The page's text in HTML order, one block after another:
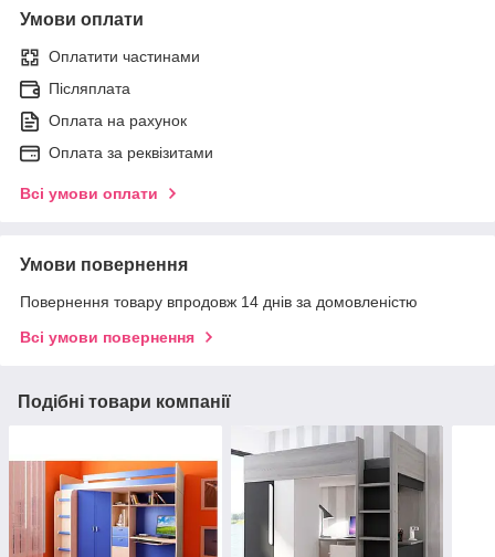
Умови оплати
Оплатити частинами
Післяплата
Оплата на рахунок
Оплата за реквізитами
Всі умови оплати
Умови повернення
Повернення товару впродовж 14 днів за домовленістю
Всі умови повернення
Подібні товари компанії